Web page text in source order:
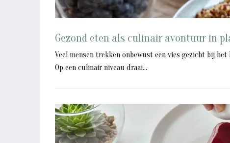
Gezond eten als culinair avontuur in
Veel mensen trekken onbewust een vies gezicht bij
Op een culinair niveau draai...